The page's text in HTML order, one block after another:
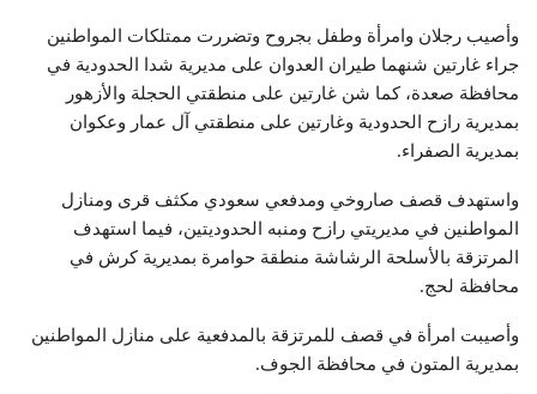
وأصيب رجلان وامرأة وطفل بجروح وتضررت ممتلكات المواطنين
جراء غارتين شنهما طيران العدوان على مديرية شدا الحدودية في
محافظة صعدة، كما شن غارتين على منطقتي الحجلة والأزهور
بمديرية رازح الحدودية وغارتين على منطقتي آل عمار وعكوان
بمديرية الصفراء.
واستهدف قصف صاروخي ومدفعي سعودي مكثف قرى ومنازل
المواطنين في مديريتي رازح ومنبه الحدوديتين، فيما استهدف
المرتزقة بالأسلحة الرشاشة منطقة حوامرة بمديرية كرش في
محافظة لحج.
وأصيبت امرأة في قصف للمرتزقة بالمدفعية على منازل المواطنين
بمديرية المتون في محافظة الجوف.